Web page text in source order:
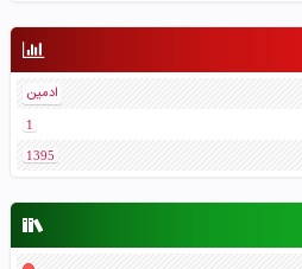
ادمین
1
1395